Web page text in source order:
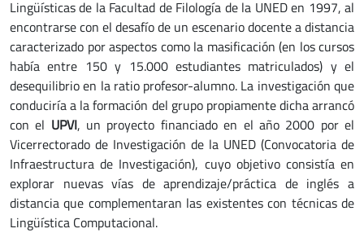
Lingüísticas de la Facultad de Filología de la UNED en 1997, al
encontrarse con el desafío de un escenario docente a distancia
caracterizado por aspectos como la masificación (en los cursos
había entre 150 y 15.000 estudiantes matriculados) y el
desequilibrio en la ratio profesor-alumno. La investigación que
conduciría a la formación del grupo propiamente dicha arrancó
con el UPVI, un proyecto financiado en el año 2000 por el
Vicerrectorado de Investigación de la UNED (Convocatoria de
Infraestructura de Investigación), cuyo objetivo consistía en
explorar nuevas vías de aprendizaje/práctica de inglés a
distancia que complementaran las existentes con técnicas de
Lingüística Computacional.